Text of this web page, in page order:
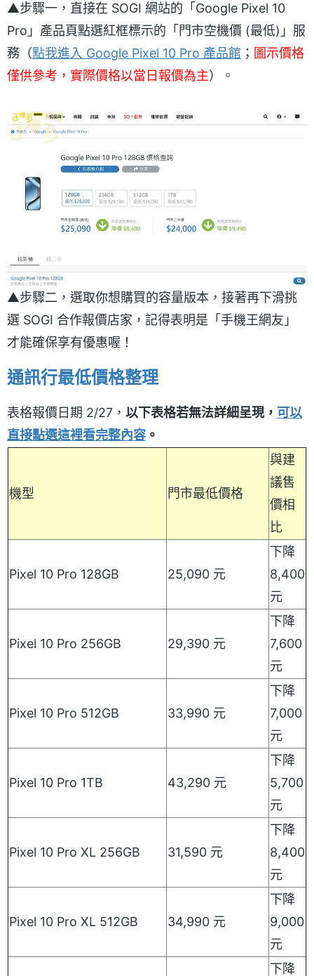
▲步驟一，直接在 SOGI 網站的「Google Pixel 10
Pro」產品頁點選紅框標示的「門市空機價 (最低)」服
務（點我進入 Google Pixel 10 Pro 產品館 ； 圖示價格
僅供參考，實際價格以當日報價為主）。
▲步驟二，選取你想購買的容量版本，接著再下滑挑
選 SOGI 合作報價店家，記得表明是「手機王網友」
才能確保享有優惠喔！
通訊行最低價格整理
表格報價日期 2/27， 以下表格若無法詳細呈現， 可以
直接點選這裡看完整內容 。
機型 門市最低價格
與建
議售
價相
比
Pixel 10 Pro 128GB 25,090 元
下降
8,400
元
Pixel 10 Pro 256GB 29,390 元
下降
7,600
元
Pixel 10 Pro 512GB 33,990 元
下降
7,000
元
Pixel 10 Pro 1TB 43,290 元
下降
5,700
元
Pixel 10 Pro XL 256GB 31,590 元
下降
8,400
元
Pixel 10 Pro XL 512GB 34,990 元
下降
9,000
元
下降